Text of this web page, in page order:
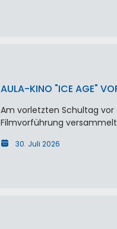
AULA-KINO "ICE AGE"
Am vorletzten Schultag
Filmvorführung
30. Juli 2026